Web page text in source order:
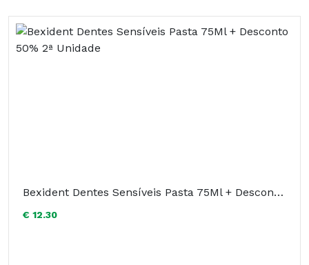
Bexident Dentes Sensíveis Pasta 75Ml + Desconto 50% 2ª Unidade
€ 12.30